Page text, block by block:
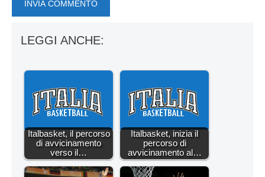
LEGGI ANCHE:
Italbasket, il percorso
di avvicinamento
verso il…
Italbasket, inizia il
percorso di
avvicinamento al…